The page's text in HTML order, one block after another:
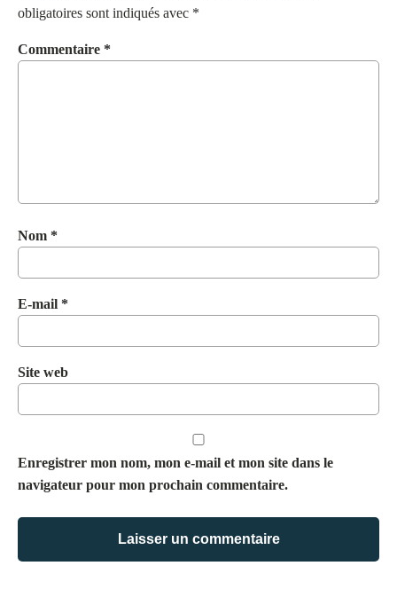
obligatoires sont indiqués avec *
Commentaire *
Nom *
E-mail *
Site web
Enregistrer mon nom, mon e-mail et mon site dans le
navigateur pour mon prochain commentaire.